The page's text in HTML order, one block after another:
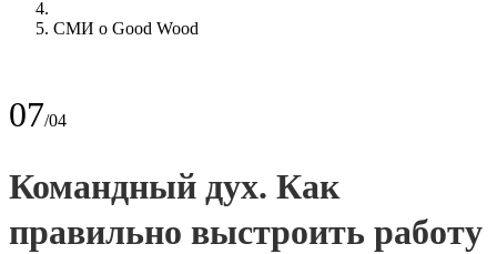
СМИ о Good Wood
07/04
Командный дух. Как
правильно выстроить работу